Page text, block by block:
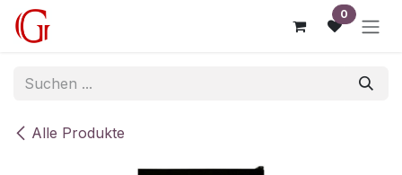
Zum Inhalt springen 0
Alle Produkte